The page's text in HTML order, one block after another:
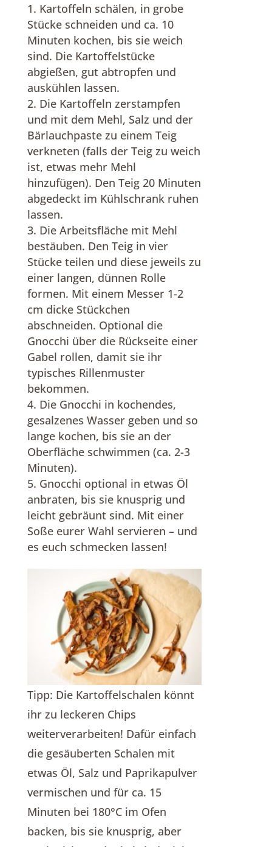
Kartoffeln schälen, in grobe
Stücke schneiden und ca. 10
Minuten kochen, bis sie weich
sind. Die Kartoffelstücke
abgießen, gut abtropfen und
auskühlen lassen.
Die Kartoffeln zerstampfen
und mit dem Mehl, Salz und der
Bärlauchpaste zu einem Teig
verkneten (falls der Teig zu weich
ist, etwas mehr Mehl
hinzufügen). Den Teig 20 Minuten
abgedeckt im Kühlschrank ruhen
lassen.
Die Arbeitsfläche mit Mehl
bestäuben. Den Teig in vier
Stücke teilen und diese jeweils zu
einer langen, dünnen Rolle
formen. Mit einem Messer 1-2
cm dicke Stückchen
abschneiden. Optional die
Gnocchi über die Rückseite einer
Gabel rollen, damit sie ihr
typisches Rillenmuster
bekommen.
Die Gnocchi in kochendes,
gesalzenes Wasser geben und so
lange kochen, bis sie an der
Oberfläche schwimmen (ca. 2-3
Minuten).
Gnocchi optional in etwas Öl
anbraten, bis sie knusprig und
leicht gebräunt sind. Mit einer
Soße eurer Wahl servieren – und
es euch schmecken lassen!
Tipp: Die Kartoffelschalen könnt
ihr zu leckeren Chips
weiterverarbeiten! Dafür einfach
die gesäuberten Schalen mit
etwas Öl, Salz und Paprikapulver
vermischen und für ca. 15
Minuten bei 180°C im Ofen
backen, bis sie knusprig, aber